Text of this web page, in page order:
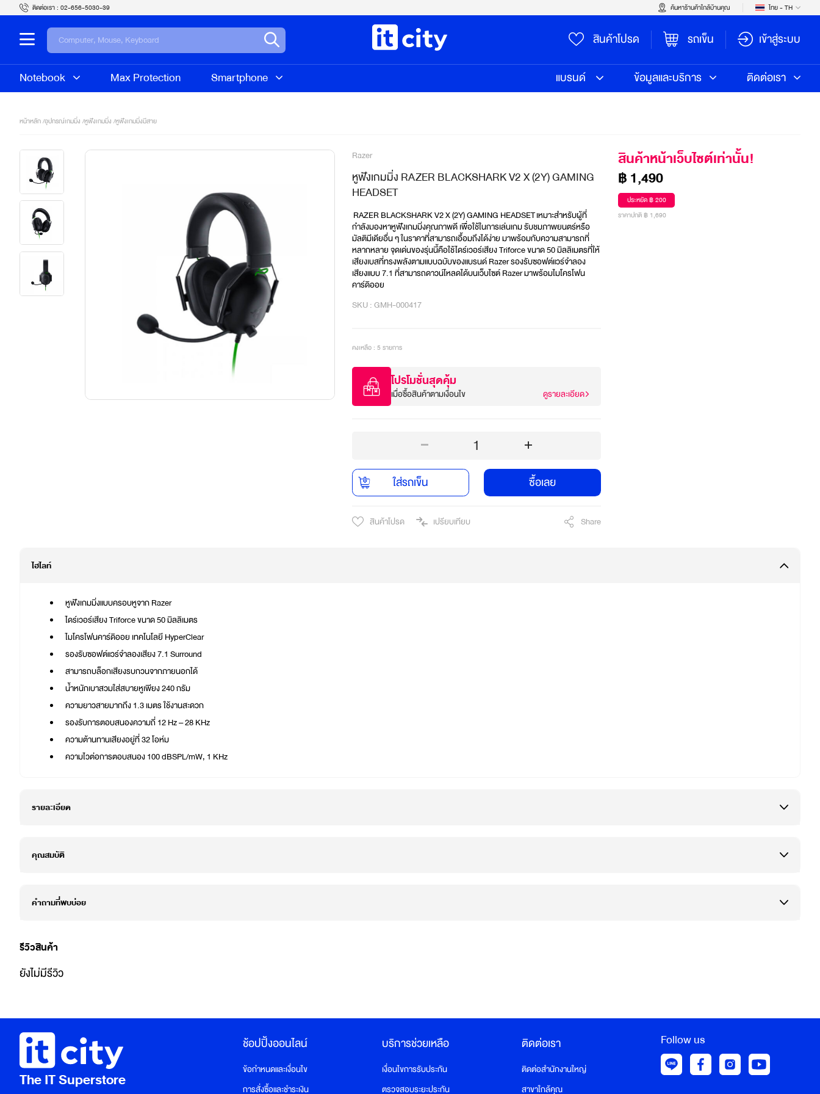
ติดต่อเรา : 02-656-5030-39 ค้นหาร้านค้าใกล้บ้านคุณ ไทย - TH
สินค้าโปรด รถเข็น เข้าสู่ระบบ
Notebook Max Protection Smartphone แบรนด์ ข้อมูลและบริการ ติดต่อเรา
หน้าหลัก /อุปกรณ์เกมมิ่ง /หูฟังเกมมิ่ง /หูฟังเกมมิ่งมีสาย
Razer
หูฟังเกมมิ่ง RAZER BLACKSHARK V2 X (2Y) GAMING
HEADSET
RAZER BLACKSHARK V2 X (2Y) GAMING HEADSET เหมาะสำหรับผู้ที่
กำลังมองหาหูฟังเกมมิ่งคุณภาพดี เพื่อใช้ในการเล่นเกม รับชมภาพยนตร์หรือ
มัลติมีเดียอื่น ๆ ในราคาที่สามารถเอื้อมถึงได้ง่าย มาพร้อมกับความสามารถที่
หลากหลาย จุดเด่นของรุ่นนี้คือใช้ไดร์เวอร์เสียง Triforce ขนาด 50 มิลลิเมตรที่ให้
เสียงเบสที่ทรงพลังตามแบบฉบับของแบรนด์ Razer รองรับซอฟต์แวร์จำลอง
เสียงแบบ 7.1 ที่สามารถดาวน์โหลดได้บนเว็บไซต์ Razer มาพร้อมไมโครโฟน
คาร์ดิออย
SKU : GMH-000417
คงเหลือ : 5 รายการ
โปรโมชั่นสุดคุ้ม
เมื่อซื้อสินค้าตามเงื่อนไข ดูรายละเอียด
1
ใส่รถเข็น ซื้อเลย
สินค้าโปรด เปรียบเทียบ Share
สินค้าหน้าเว็บไซต์เท่านั้น!
฿ 1,490
ประหยัด ฿ 200
ราคาปกติ ฿ 1,690
ไฮไลท์
หูฟังเกมมิ่งแบบครอบหูจาก Razer
ไดร์เวอร์เสียง Triforce ขนาด 50 มิลลิเมตร
ไมโครโฟนคาร์ดิออย เทคโนโลยี HyperClear
รองรับซอฟต์แวร์จำลองเสียง 7.1 Surround
สามารถบล็อกเสียงรบกวนจากภายนอกได้
น้ำหนักเบาสวมใส่สบายหูเพียง 240 กรัม
ความยาวสายมากถึง 1.3 เมตร ใช้งานสะดวก
รองรับการตอบสนองความถี่ 12 Hz – 28 KHz
ความต้านทานเสียงอยู่ที่ 32 โอห์ม
ความไวต่อการตอบสนอง 100 dBSPL/mW, 1 KHz
รายละเอียด
คุณสมบัติ
คำถามที่พบบ่อย
รีวิวสินค้า
ยังไม่มีรีวิว
The IT Superstore
ช้อปปิ้งออนไลน์
ข้อกำหนดและเงื่อนไข
การสั่งซื้อและชำระเงิน
บริการช่วยเหลือ
เงื่อนไขการรับประกัน
ตรวจสอบระยะประกัน
ติดต่อเรา
ติดต่อสำนักงานใหญ่
สาขาใกล้คุณ
Follow us